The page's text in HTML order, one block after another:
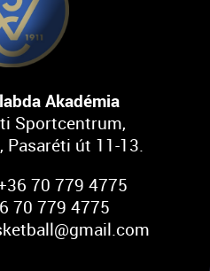
Akadémia
Sportcentrum,
Pasaréti út 11-13.
70 779 4775
70 779 4775